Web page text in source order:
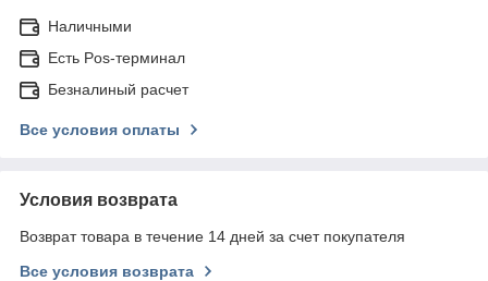
Наличными
Есть Pos-терминал
Безналиный расчет
Все условия оплаты
Условия возврата
Возврат товара в течение 14 дней за счет покупателя
Все условия возврата